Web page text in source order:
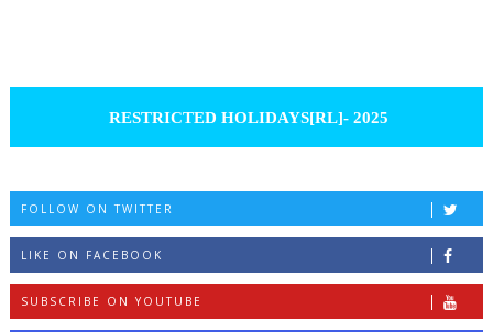
RESTRICTED HOLIDAYS[RL]- 2025
FOLLOW ON TWITTER
LIKE ON FACEBOOK
SUBSCRIBE ON YOUTUBE